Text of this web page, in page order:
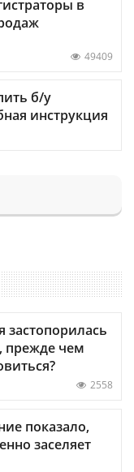
в
49409
б/у
инструкция
прежде чем
2558
показало,
заселяет